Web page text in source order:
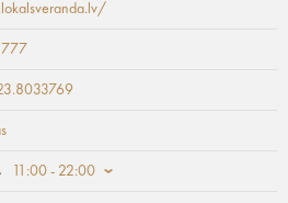
11:00 - 22:00